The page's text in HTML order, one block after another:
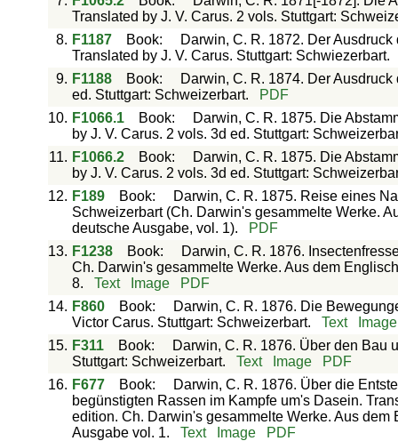
Translated by J. V. Carus. 2 vols. Stuttgart:
8. F1187 Book:
Darwin, C. R. 1872. Der
Translated by J. V. Carus. Stuttgart: Schwiezerbart.
9. F1188 Book:
Darwin, C. R. 1874. Der
ed. Stuttgart: Schweizerbart.
PDF
10. F1066.1 Book:
Darwin, C. R. 1875. Die
by J. V. Carus. 2 vols. 3d ed. Stuttgart:
11. F1066.2 Book:
Darwin, C. R. 1875. Die
by J. V. Carus. 2 vols. 3d ed. Stuttgart:
12. F189 Book:
Darwin, C. R. 1875. Reise eines
Schweizerbart (Ch. Darwin's gesammelte Werke.
deutsche Ausgabe, vol. 1).
PDF
13. F1238 Book:
Darwin, C. R. 1876.
Ch. Darwin's gesammelte Werke. Aus dem
8.
Text Image
PDF
14. F860 Book:
Darwin, C. R. 1876. Die
Victor Carus. Stuttgart: Schweizerbart.
Text
Image
15. F311 Book:
Darwin, C. R. 1876. Über den Bau
Stuttgart: Schweizerbart.
Text Image
PDF
16. F677 Book:
Darwin, C. R. 1876. Über die
begünstigten Rassen im Kampfe um's Dasein.
edition. Ch. Darwin's gesammelte Werke. Aus
Ausgabe vol. 1.
Text Image
PDF